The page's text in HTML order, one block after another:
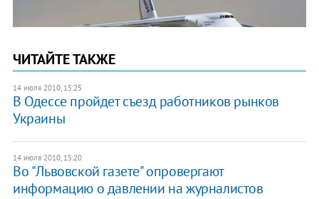
ЧИТАЙТЕ ТАКЖЕ
14 июля 2010, 15:25
В Одессе пройдет съезд работников рынков
Украины
14 июля 2010, 15:20
Во "Львовской газете" опровергают
информацию о давлении на журналистов